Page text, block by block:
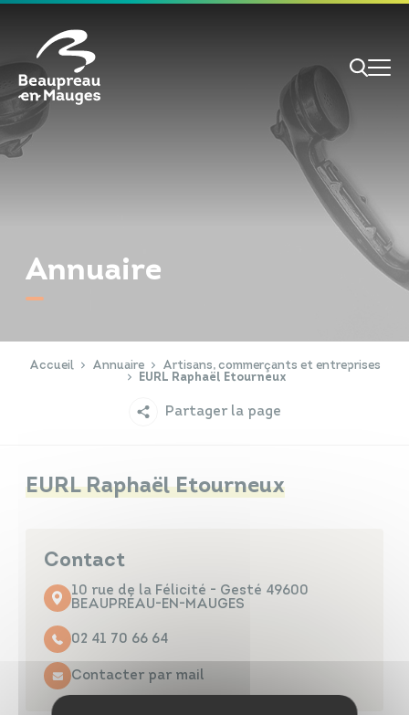
RECHERCHE
Annuaire
Accueil Annuaire
Artisans, commerçants et entreprises
EURL Raphaël Etourneux
Partager la page
EURL Raphaël Etourneux
Contact
10 rue de la Félicité - Gesté 49600
BEAUPRÉAU-EN-MAUGES
02 41 70 66 64
Contacter par mail
Annuaires
Cookies management panel